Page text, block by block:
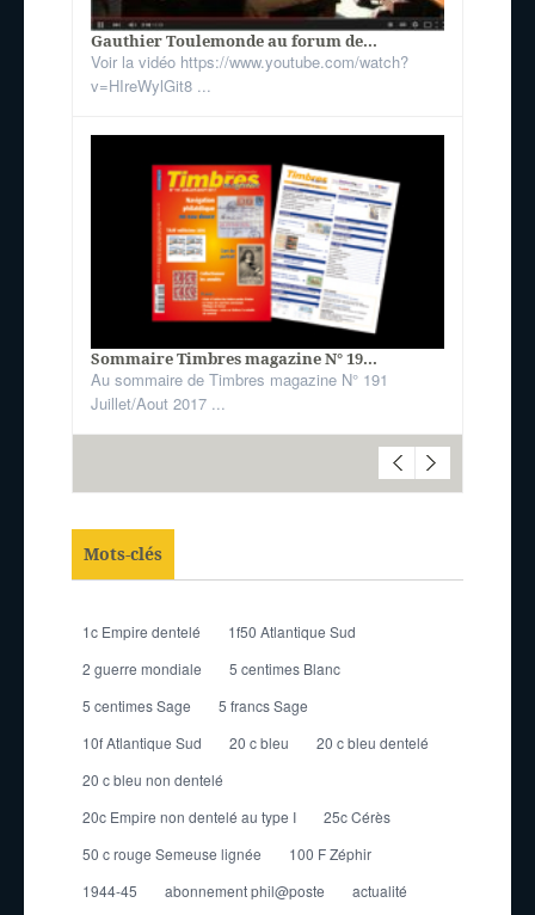
Gauthier Toulemonde au forum de...
Voir la vidéo https://www.youtube.com/watch?
v=HIreWylGit8 ...
Sommaire Timbres magazine N° 19...
Au sommaire de Timbres magazine N° 191
Juillet/Aout 2017 ...
Mots-clés
1c Empire dentelé
1f50 Atlantique Sud
2 guerre mondiale
5 centimes Blanc
5 centimes Sage
5 francs Sage
10f Atlantique Sud
20 c bleu
20 c bleu dentelé
20 c bleu non dentelé
20c Empire non dentelé au type I
25c Cérès
50 c rouge Semeuse lignée
100 F Zéphir
1944-45
abonnement phil@poste
actualité